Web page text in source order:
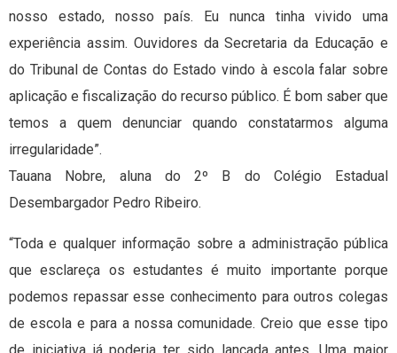
nosso estado, nosso país. Eu nunca tinha vivido uma
experiência assim. Ouvidores da Secretaria da Educação e
do Tribunal de Contas do Estado vindo à escola falar sobre
aplicação e fiscalização do recurso público. É bom saber que
temos a quem denunciar quando constatarmos alguma
irregularidade”.
Tauana Nobre, aluna do 2º B do Colégio Estadual
Desembargador Pedro Ribeiro.
“Toda e qualquer informação sobre a administração pública
que esclareça os estudantes é muito importante porque
podemos repassar esse conhecimento para outros colegas
de escola e para a nossa comunidade. Creio que esse tipo